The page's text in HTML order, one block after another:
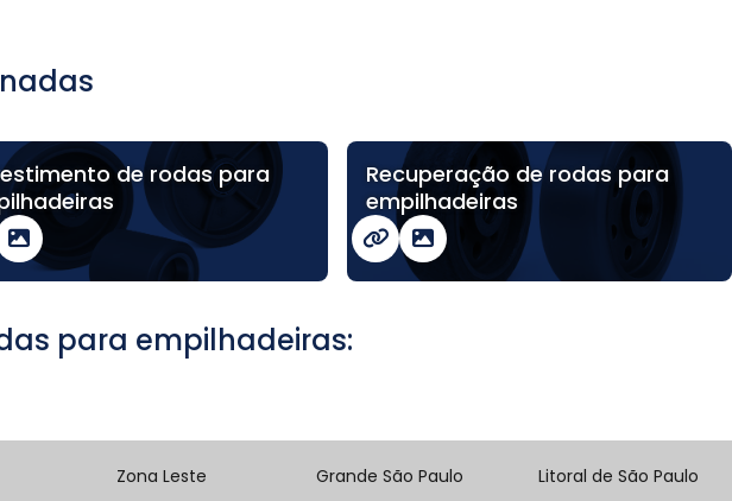
de rodas para
Recuperação de rodas para
empilhadeiras
para empilhadeiras:
Zona Leste Grande São Paulo Litoral de São Paulo